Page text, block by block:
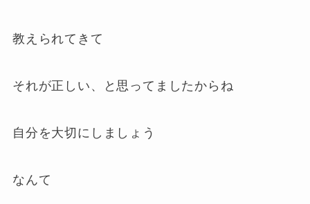
教えられてきて
それが正しい、と思ってましたからね
自分を大切にしましょう
なんて